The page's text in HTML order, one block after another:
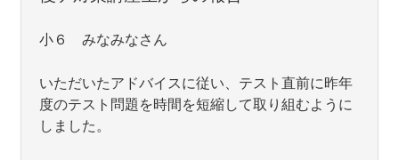
小６ みなみなさん
いただいたアドバイスに従い、テスト直前に昨年
度のテスト問題を時間を短縮して取り組むように
しました。